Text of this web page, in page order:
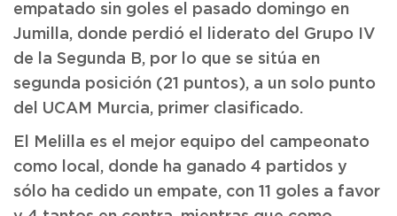
empatado sin goles el pasado domingo en
Jumilla, donde perdió el liderato del Grupo IV
de la Segunda B, por lo que se sitúa en
segunda posición (21 puntos), a un solo punto
del UCAM Murcia, primer clasificado.
El Melilla es el mejor equipo del campeonato
como local, donde ha ganado 4 partidos y
sólo ha cedido un empate, con 11 goles a favor